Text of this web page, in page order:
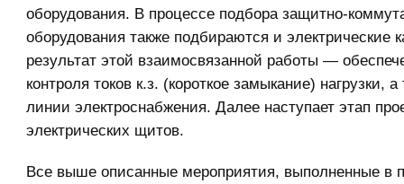
оборудования. В процессе подбора защитно-
оборудования также подбираются и электрические
результат этой взаимосвязанной работы —
контроля токов к.з. (короткое замыкание) нагрузки,
линии электроснабжения. Далее наступает этап
электрических щитов.
Все выше описанные мероприятия, выполненные в